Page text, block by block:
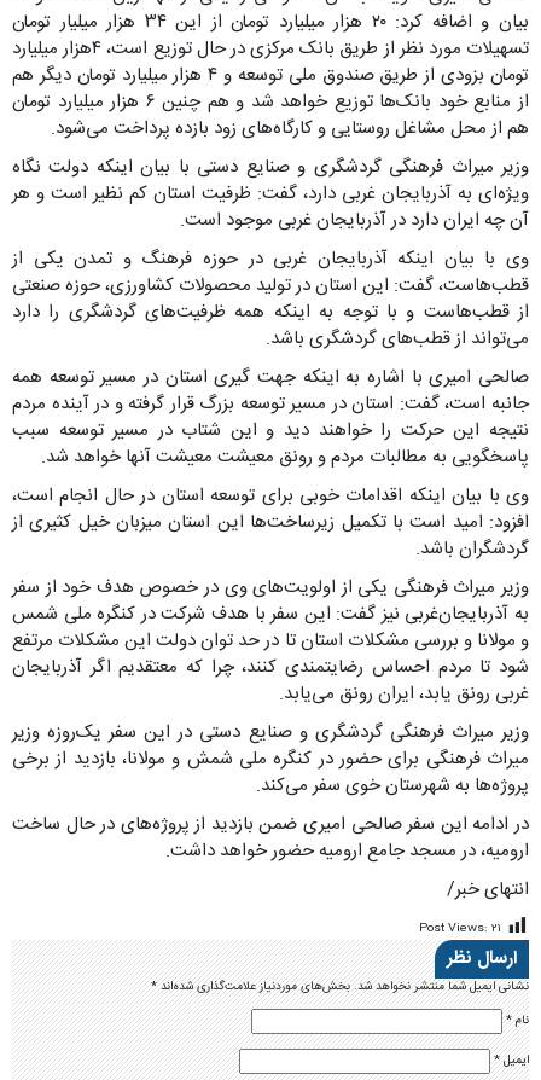
بیان و اضافه کرد: ۲۰ هزار میلیارد تومان از این ۳۴ هزار میلیار تومان
تسهیلات مورد نظر از طریق بانک مرکزی در حال توزیع است، ۴هزار میلیارد
تومان بزودی از طریق صندوق ملی توسعه و ۴ هزار میلیارد تومان دیگر هم
از منابع خود بانک‌ها توزیع خواهد شد و هم چنین ۶ هزار میلیارد تومان
هم از محل مشاغل روستایی و کارگاه‌های زود بازده پرداخت می‌شود.
وزیر میراث فرهنگی گردشگری و صنایع دستی با بیان اینکه دولت نگاه
ویژه‌ای به آذربایجان غربی دارد، گفت: ظرفیت استان کم نظیر است و هر
آن چه ایران دارد در آذربایجان غربی موجود است.
وی با بیان اینکه آذربایجان غربی در حوزه فرهنگ و تمدن یکی از
قطب‌هاست، گفت: این استان در تولید محصولات کشاورزی، حوزه صنعتی
از قطب‌هاست و با توجه به اینکه همه ظرفیت‌های گردشگری را دارد
می‌تواند از قطب‌های گردشگری باشد.
صالحی امیری با اشاره به اینکه جهت گیری استان در مسیر توسعه همه
جانبه است، گفت: استان در مسیر توسعه بزرگ قرار گرفته و در آینده مردم
نتیجه این حرکت را خواهند دید و این شتاب در مسیر توسعه سبب
پاسخگویی به مطالبات مردم و رونق معیشت معیشت آنها خواهد شد.
وی با بیان اینکه اقدامات خوبی برای توسعه استان در حال انجام است،
افزود: امید است با تکمیل زیرساخت‌ها این استان میزبان خیل کثیری از
گردشگران باشد.
وزیر میراث فرهنگی یکی از اولویت‌های وی در خصوص هدف خود از سفر
به آذربایجان‌غربی نیز گفت: این سفر با هدف شرکت در کنگره ملی شمس
و مولانا و بررسی مشکلات استان تا در حد توان دولت این مشکلات مرتفع
شود تا مردم احساس رضایتمندی کنند، چرا که معتقدیم اگر آذربایجان
غربی رونق یابد، ایران رونق می‌یابد.
وزیر میراث فرهنگی گردشگری و صنایع دستی در این سفر یک‌روزه وزیر
میراث فرهنگی برای حضور در کنگره ملی شمش و مولانا، بازدید از برخی
پروژه‌ها به شهرستان خوی سفر می‌کند.
در ادامه این سفر صالحی امیری ضمن بازدید از پروژه‌های در حال ساخت
ارومیه، در مسجد جامع ارومیه حضور خواهد داشت.
انتهای خبر/
Post Views: ۲۱
ارسال نظر
نشانی ایمیل شما منتشر نخواهد شد.بخش‌های موردنیاز علامت‌گذاری شده‌اند*
نام*
ایمیل*